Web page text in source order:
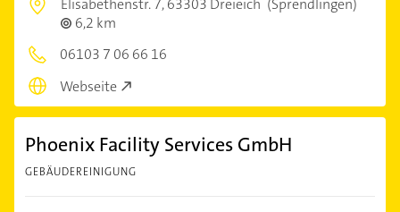
Elisabethenstr. 7,63303 Dreieich (Sprendlingen)
6,2 km
06103 7 06 66 16
Webseite
Phoenix Facility Services GmbH
GEBÄUDEREINIGUNG